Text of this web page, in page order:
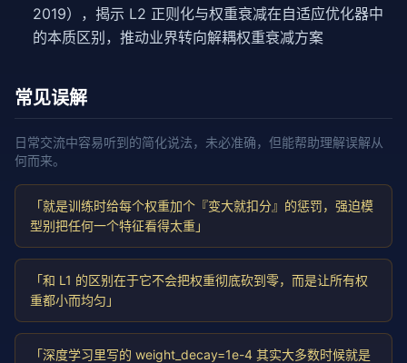
2019），揭示 L2 正则化与权重衰减在自适应优化器中
的本质区别，推动业界转向解耦权重衰减方案
常见误解
日常交流中容易听到的简化说法，未必准确，但能帮助理解误解从
何而来。
「就是训练时给每个权重加个『变大就扣分』的惩罚，强迫模
型别把任何一个特征看得太重」
「和 L1 的区别在于它不会把权重彻底砍到零，而是让所有权
重都小而均匀」
「深度学习里写的 weight_decay=1e-4 其实大多数时候就是